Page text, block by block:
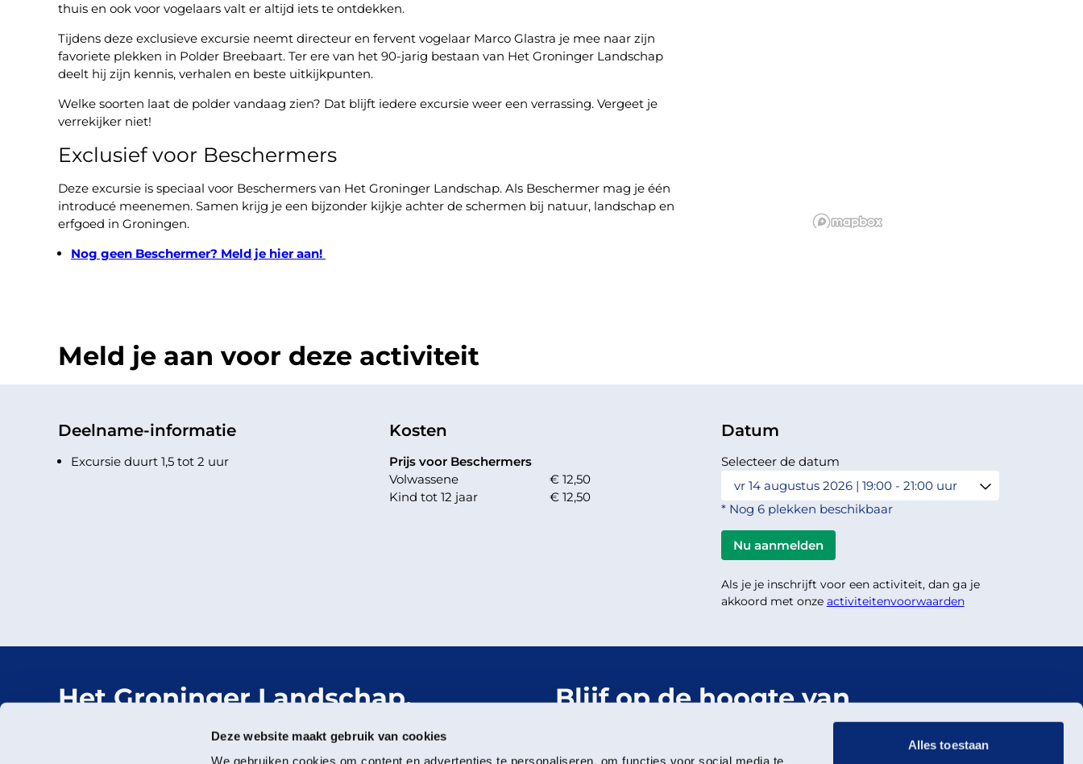
Deze website maakt gebruik van cookies
We gebruiken cookies om content en advertenties te personaliseren, om functies voor social media te
Alles toestaan
thuis en ook voor vogelaars valt er altijd iets te ontdekken.
Tijdens deze exclusieve excursie neemt directeur en fervent vogelaar Marco Glastra je mee naar zijn
favoriete plekken in Polder Breebaart. Ter ere van het 90-jarig bestaan van Het Groninger Landschap
deelt hij zijn kennis, verhalen en beste uitkijkpunten.
Welke soorten laat de polder vandaag zien? Dat blijft iedere excursie weer een verrassing. Vergeet je
verrekijker niet!
Exclusief voor Beschermers
Deze excursie is speciaal voor Beschermers van Het Groninger Landschap. Als Beschermer mag je één
introducé meenemen. Samen krijg je een bijzonder kijkje achter de schermen bij natuur, landschap en
erfgoed in Groningen.
Nog geen Beschermer? Meld je hier aan!
Meld je aan voor deze activiteit
Deelname-informatie
Excursie duurt 1,5 tot 2 uur
Kosten
Prijs voor Beschermers
Volwassene
€ 12,50
Kind tot 12 jaar
€ 12,50
Datum
Selecteer de datum
* Nog 6 plekken beschikbaar
Als je je inschrijft voor een activiteit, dan ga je
akkoord met onze activiteitenvoorwaarden
Het Groninger Landschap.
Mooi dichtbij.
Blijf op de hoogte van
Het Groninger Landschap